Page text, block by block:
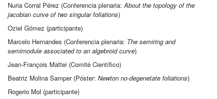
Nuria Corral Pérez (Conferencia plenaria:About the topology of the
jacobian curve of two singular foliations)
Oziel Gómez (participante)
Marcelo Hernandes (Conferencia plenaria: The semiring and
semimodule associated to an algebroid curve)
Jean-François Mattei (Comité Científico)
Beatriz Molina Samper (Póster: Newton no-degenetate foliations)
Rogerio Mol (participante)